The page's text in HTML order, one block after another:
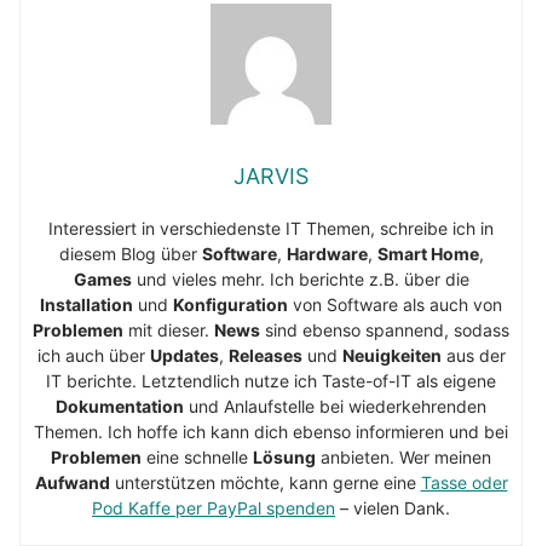
JARVIS
Interessiert in verschiedenste IT Themen, schreibe ich in
diesem Blog über Software, Hardware, Smart Home,
Gamesund vieles mehr. Ich berichte z.B. über die
Installation und Konfiguration von Software als auch von
Problemen mit dieser. News sind ebenso spannend, sodass
ich auch über Updates, Releasesund Neuigkeiten aus der
IT berichte. Letztendlich nutze ich Taste-of-IT als eigene
Dokumentation und Anlaufstelle bei wiederkehrenden
Themen. Ich hoffe ich kann dich ebenso informieren und bei
Problemen eine schnelle Lösung anbieten. Wer meinen
Aufwand unterstützen möchte, kann gerne eine Tasse oder
Pod Kaffe per PayPal spenden – vielen Dank.